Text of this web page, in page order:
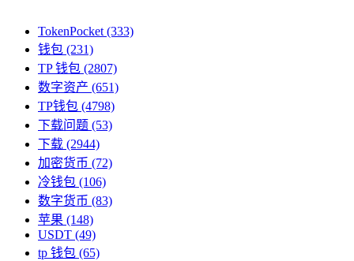
TokenPocket (333)
钱包 (231)
TP 钱包 (2807)
数字资产 (651)
TP钱包 (4798)
下载问题 (53)
下载 (2944)
加密货币 (72)
冷钱包 (106)
数字货币 (83)
苹果 (148)
USDT (49)
tp 钱包 (65)